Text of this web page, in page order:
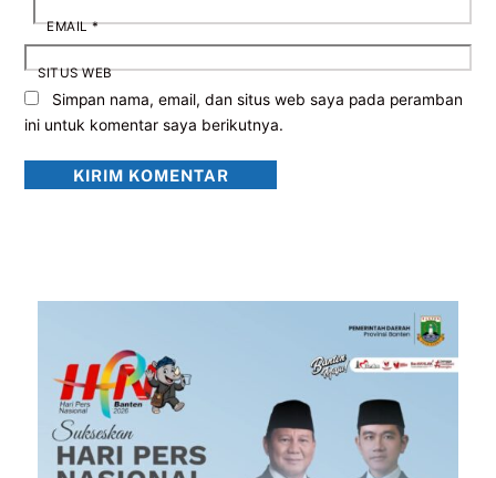
EMAIL*
SITUS WEB
Simpan nama, email, dan situs web saya pada peramban
ini untuk komentar saya berikutnya.